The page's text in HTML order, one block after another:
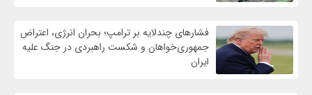
فشارهای چندلایه بر ترامپ؛ بحران انرژی، اعتراض
جمهوری‌خواهان و شکست راهبردی در جنگ علیه
ایران